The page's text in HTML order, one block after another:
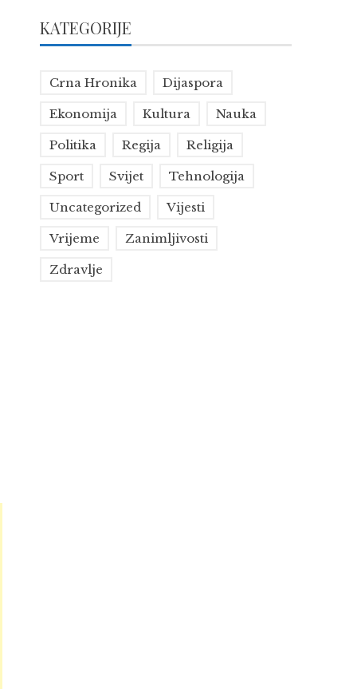
KATEGORIJE
Crna Hronika Dijaspora
Ekonomija Kultura Nauka
Politika Regija Religija
Sport Svijet Tehnologija
Uncategorized Vijesti
Vrijeme Zanimljivosti
Zdravlje